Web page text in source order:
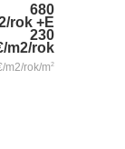
680
rok +E
230
m2/rok
m2/rok/m2